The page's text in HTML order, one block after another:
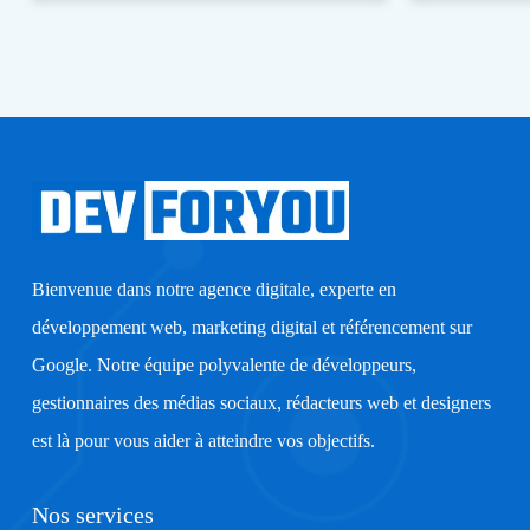
conduire à une meilleure satisfaction client, à une
concurrentielle accrue.
Quels sont les principaux
facteurs que vous prenez en
compte lors du choix des
couleurs, des polices et des
éléments visuels pour une
interface utilisateur ?
visuels pour une interface utilisateur, nous prenons en
Bienvenue dans notre agence digitale, experte en
développement web, marketing digital et référencement sur
Google. Notre équipe polyvalente de développeurs,
gestionnaires des médias sociaux, rédacteurs web et designers
est là pour vous aider à atteindre vos objectifs.
Nos services